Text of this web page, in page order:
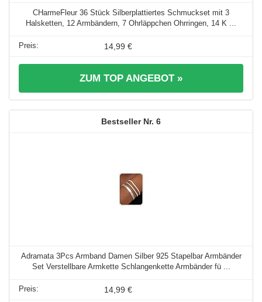
CHarmeFleur 36 Stück Silberplattiertes Schmuckset mit 3
Halsketten, 12 Armbändern, 7 Ohrläppchen Ohrringen, 14 K ...
14,99 €
ZUM TOP ANGEBOT »
6
Adramata 3Pcs Armband Damen Silber 925 Stapelbar Armbänder
Set Verstellbare Armkette Schlangenkette Armbänder fü ...
14,99 €